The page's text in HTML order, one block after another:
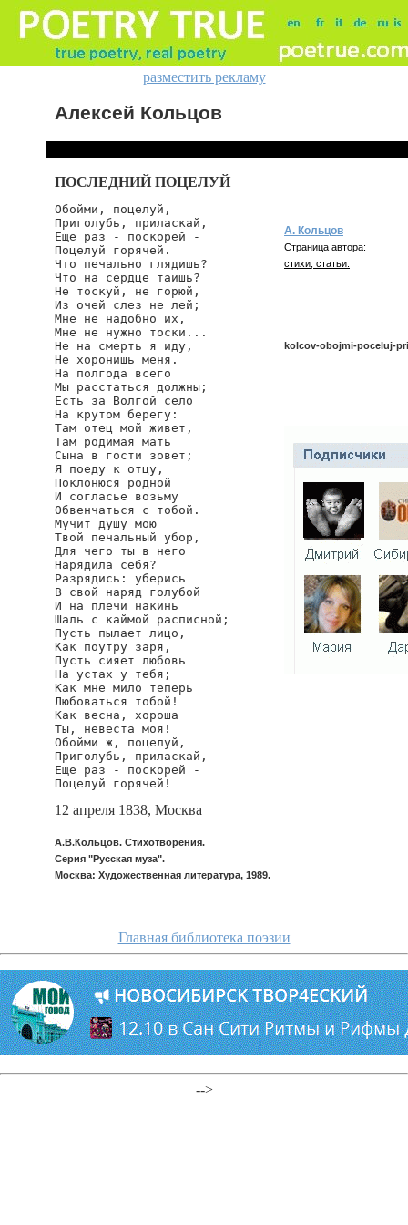
разместить рекламу
Алексей Кольцов
ПОСЛЕДНИЙ ПОЦЕЛУЙ
Обойми, поцелуй,
Приголубь, приласкай,
Еще раз - поскорей -
Поцелуй горячей.
Что печально глядишь?
Что на сердце таишь?
Не тоскуй, не горюй,
Из очей слез не лей;
Мне не надобно их,
Мне не нужно тоски...
Не на смерть я иду,
Не хоронишь меня.
На полгода всего
Мы расстаться должны;
Есть за Волгой село
На крутом берегу:
Там отец мой живет,
Там родимая мать
Сына в гости зовет;
Я поеду к отцу,
Поклонюся родной
И согласье возьму
Обвенчаться с тобой.
Мучит душу мою
Твой печальный убор,
Для чего ты в него
Нарядила себя?
Разрядись: уберись
В свой наряд голубой
И на плечи накинь
Шаль с каймой расписной;
Пусть пылает лицо,
Как поутру заря,
Пусть сияет любовь
На устах у тебя;
Как мне мило теперь
Любоваться тобой!
Как весна, хороша
Ты, невеста моя!
Обойми ж, поцелуй,
Приголубь, приласкай,
Еще раз - поскорей -
Поцелуй горячей!
12 апреля 1838, Москва
А.В.Кольцов. Стихотворения.
Серия "Русская муза".
Москва: Художественная литература, 1989.
А. Кольцов
Страница автора:
стихи, статьи.
kolcov-obojmi-poceluj-
Главная библиотека поэзии
-->